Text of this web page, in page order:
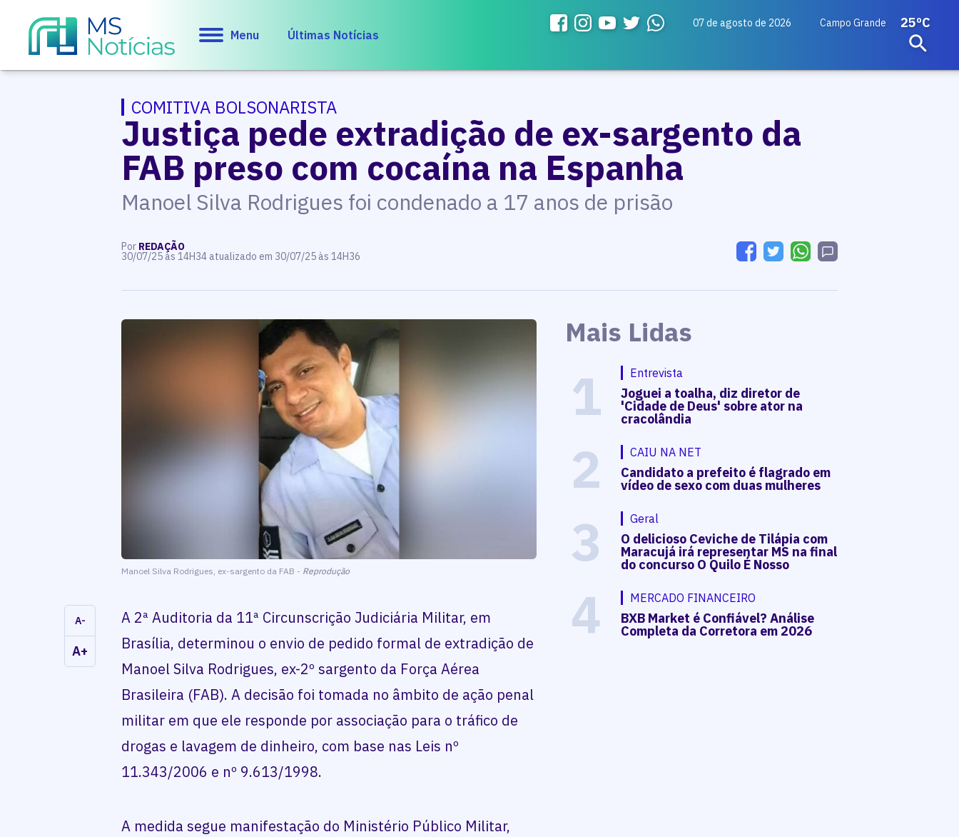
Menu Últimas Notícias
07 de agosto de 2026 Campo Grande 25ºC
COMITIVA BOLSONARISTA
Justiça pede extradição de ex-sargento da
FAB preso com cocaína na Espanha
Manoel Silva Rodrigues foi condenado a 17 anos de prisão
Por REDAÇÃO
30/07/25 às 14H34 atualizado em 30/07/25 às 14H36
Manoel Silva Rodrigues, ex-sargento da FAB - Reprodução
A-
A+
A 2ª Auditoria da 11ª Circunscrição Judiciária Militar, em
Brasília, determinou o envio de pedido formal de extradição de
Manoel Silva Rodrigues, ex-2º sargento da Força Aérea
Brasileira (FAB). A decisão foi tomada no âmbito de ação penal
militar em que ele responde por associação para o tráfico de
drogas e lavagem de dinheiro, com base nas Leis nº
11.343/2006 e nº 9.613/1998.
A medida segue manifestação do Ministério Público Militar,
Mais Lidas
1 Entrevista
Joguei a toalha, diz diretor de
'Cidade de Deus' sobre ator na
cracolândia
2 CAIU NA NET
Candidato a prefeito é flagrado em
vídeo de sexo com duas mulheres
3 Geral
O delicioso Ceviche de Tilápia com
Maracujá irá representar MS na final
do concurso O Quilo É Nosso
4 MERCADO FINANCEIRO
BXB Market é Confiável? Análise
Completa da Corretora em 2026